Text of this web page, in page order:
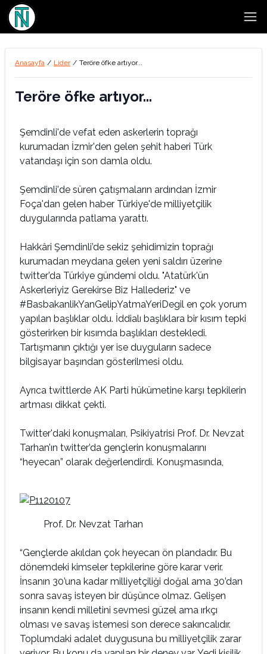
Anasayfa / Lider / Teröre öfke artıyor...
Teröre öfke artıyor...
Şemdinli'de vefat eden askerlerin toprağı
kurumadan İzmir'den gelen şehit haberi Türk
vatandaşı için son damla oldu.
Şemdinli'de süren çatışmaların ardından İzmir
Foça'dan gelen haber Türkiye'de milliyetçilik
duygularında patlama yarattı.
Hakkâri Şemdinli’de sekiz şehidimizin toprağı
kurumadan meydana gelen yeni saldırı üzerine
twitter’da Türkiye gündemi oldu. "Atatürk'ün
Askerleriyiz Gerekirse Biz Hallederiz" ve
#BasbakanlikYanGelipYatmaYeriDegil en çok yorum
yapılan başlıklar oldu. İddialı başlıklara bir kısım tepki
gösterirken bir kısımda başlıkları destekledi.
Tartışmanın çıktığı yer ise duyguların sadece
bilgisayar başından gösterilmesi oldu.
Ayrıca twittlerde AK Parti hükümetine karşı tepkilerin
artması dikkat çekti.
Twitter'daki konuşmaları, Psikiyatrisi Prof. Dr. Nevzat
Tarhan’ın twitter’da gençlerin konuşmalarını
“heyecan” olarak değerlendirdi. Konuşmasında,
Prof. Dr. Nevzat Tarhan
“Gençlerde akıldan çok heyecan ön plandadır. Bu
dönemdeki kimseler tepkilerine göre karar verir.
İnsanın 30’una kadar milliyetçiliği doğal ama 30’dan
sonra savaş isteyen bir düşünce olmaz. Gelişen
insanın kendi milletini sevmesi güzel ama ırkçı
olması ve savaş istemesi son derece sakıncalıdır.
Toplumdaki adalet duygusuna bu milliyetçilik zarar